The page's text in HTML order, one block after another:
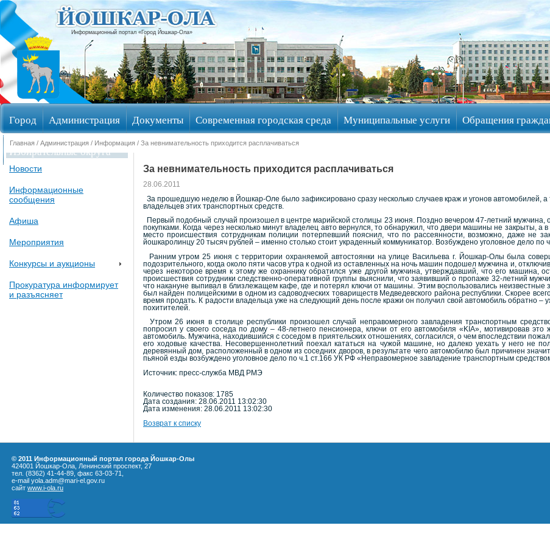
Информационный портал «Город Йошкар-Ола»
Город Администрация Документы Современная городская среда Муниципальные услуги Обращения
Избирательные округа
Главная / Администрация / Информация / За невнимательность приходится расплачиваться
Новости
Информационные
сообщения
Афиша
Мероприятия
Конкурсы и аукционы
Прокуратура информирует
и разъясняет
За невнимательность приходится расплачиваться
28.06.2011
За прошедшую неделю в Йошкар-Оле было зафиксировано сразу несколько случаев краж и угонов автомобилей,
владельцев этих транспортных средств.
Первый подобный случай произошел в центре марийской столицы 23 июня. Поздно вечером 47-летний мужчина,
покупками. Когда через несколько минут владелец авто вернулся, то обнаружил, что двери машины не закрыты,
место происшествия сотрудникам полиции потерпевший пояснил, что по рассеянности, возможно, даже не
йошкаролинцу 20 тысяч рублей – именно столько стоит украденный коммуникатор. Возбуждено уголовное дело по
Ранним утром 25 июня с территории охраняемой автостоянки на улице Васильева г. Йошкар-Олы была
подозрительного, когда около пяти часов утра к одной из оставленных на ночь машин подошел мужчина и,
через некоторое время к этому же охраннику обратился уже другой мужчина, утверждавший, что его машина,
происшествия сотрудники следственно-оперативной группы выяснили, что заявивший о пропаже 32-летний
что накануне выпивал в близлежащем кафе, где и потерял ключи от машины. Этим воспользовались
был найден полицейскими в одном из садоводческих товариществ Медведевского района республики. Скорее
время продать. К радости владельца уже на следующий день после кражи он получил свой автомобиль обратно –
похитителей.
Утром 26 июня в столице республики произошел случай неправомерного завладения транспортным
попросил у своего соседа по дому – 48-летнего пенсионера, ключи от его автомобиля «KIA», мотивировав
автомобиль. Мужчина, находившийся с соседом в приятельских отношениях, согласился, о чем впоследствии
его ходовые качества. Несовершеннолетний поехал кататься на чужой машине, но далеко уехать у него не
деревянный дом, расположенный в одном из соседних дворов, в результате чего автомобилю был причинен
пьяной езды возбуждено уголовное дело по ч.1 ст.166 УК РФ «Неправомерное завладение транспортным
Источник: пресс-служба МВД РМЭ
Количество показов: 1785
Дата создания: 28.06.2011 13:02:30
Дата изменения: 28.06.2011 13:02:30
Возврат к списку
© 2011 Информационный портал города Йошкар-Олы
424001 Йошкар-Ола, Ленинский проспект, 27
тел. (8362) 41-44-89, факс 63-03-71,
e-mail yola.adm@mari-el.gov.ru
сайт www.i-ola.ru